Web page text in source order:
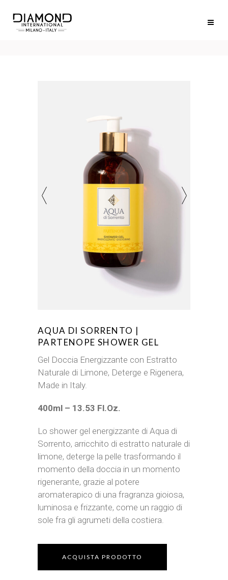
AQUA DI SORRENTO |
PARTENOPE SHOWER GEL
Gel Doccia Energizzante con Estratto
Naturale di Limone, Deterge e Rigenera,
Made in Italy.
400ml – 13.53 Fl.Oz.
Lo shower gel energizzante di Aqua di
Sorrento, arricchito di estratto naturale di
limone, deterge la pelle trasformando il
momento della doccia in un momento
rigenerante, grazie al potere
aromaterapico di una fragranza gioiosa,
luminosa e frizzante, come un raggio di
sole fra gli agrumeti della costiera.
ACQUISTA PRODOTTO